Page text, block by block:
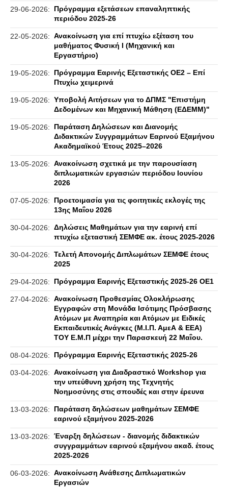
29-06-2026:
Πρόγραμμα εξετάσεων επαναληπτικής
περιόδου 2025-26
22-05-2026: Ανακοίνωση για επί πτυχίω εξέταση του
μαθήματος Φυσική Ι (Μηχανική και
Εργαστήριο)
19-05-2026:
Πρόγραμμα Εαρινής Εξεταστικής ΟΕ2 – Επί
Πτυχίω χειμερινά
19-05-2026: Υποβολή Αιτήσεων για το ΔΠΜΣ "Επιστήμη
Δεδομένων και Μηχανική Μάθηση (ΕΔΕΜΜ)"
19-05-2026:
Παράταση Δηλώσεων και Διανομής
Διδακτικών Συγγραμμάτων Εαρινού Εξαμήνου
Ακαδημαϊκού Έτους 2025–2026
13-05-2026: Ανακοίνωση σχετικά με την παρουσίαση
διπλωματικών εργασιών περιόδου Ιουνίου
2026
07-05-2026:
Προετοιμασία για τις φοιτητικές εκλογές της
13ης Μαΐου 2026
30-04-2026: Δηλώσεις Μαθημάτων για την εαρινή επί
πτυχίω εξεταστική ΣΕΜΦΕ ακ. έτους 2025-2026
30-04-2026: Τελετή Απονομής Διπλωμάτων ΣΕΜΦΕ έτους
2025
29-04-2026: Πρόγραμμα Εαρινής Εξεταστικής 2025-26 ΟΕ1
27-04-2026: Ανακοίνωση Προθεσμίας Ολοκλήρωσης
Εγγραφών στη Μονάδα Ισότιμης Πρόσβασης
Ατόμων με Αναπηρία και Ατόμων με Ειδικές
Εκπαιδευτικές Ανάγκες (Μ.Ι.Π. ΑμεΑ & ΕΕΑ)
ΤΟΥ Ε.Μ.Π μέχρι την Παρασκευή 22 Μαΐου.
08-04-2026: Πρόγραμμα Εαρινής Εξεταστικής 2025-26
03-04-2026: Ανακοίνωση για Διαδραστικό Workshop για
την υπεύθυνη χρήση της Τεχνητής
Νοημοσύνης στις σπουδές και στην έρευνα
13-03-2026:
Παράταση δηλώσεων μαθημάτων ΣΕΜΦΕ
εαρινού εξαμήνου 2025-2026
13-03-2026: Έναρξη δηλώσεων - διανομής διδακτικών
συγγραμμάτων εαρινού εξαμήνου ακαδ. έτους
2025-2026
06-03-2026: Ανακοίνωση Ανάθεσης Διπλωματικών
Εργασιών